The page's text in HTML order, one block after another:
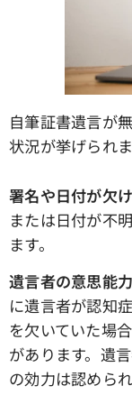
自筆証書遺言が
状況が挙げられま
署名や日付が欠
または日付が不
ます。
遺言者の意思能
に遺言者が認知
を欠いていた場
があります。遺
の効力は認められ